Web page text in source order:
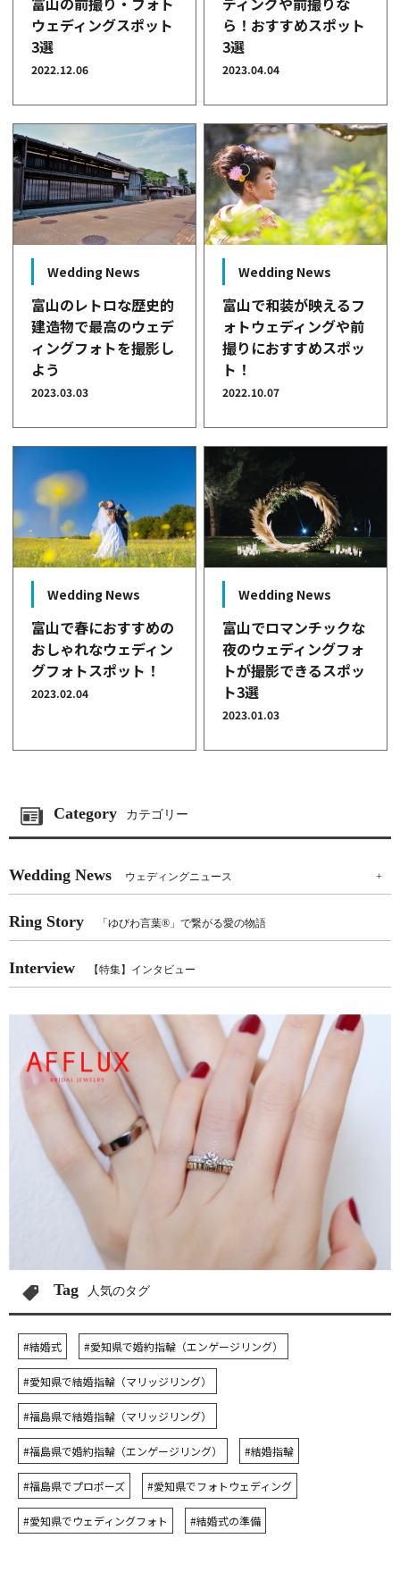
ウェディングスポット
3選
2022.12.06
ら！おすすめスポット
3選
2023.04.04
Wedding News
富山のレトロな歴史的
建造物で最高のウェデ
ィングフォトを撮影し
よう
2023.03.03
Wedding News
富山で和装が映えるフ
ォトウェディングや前
撮りにおすすめスポッ
ト！
2022.10.07
Wedding News
富山で春におすすめの
おしゃれなウェディン
グフォトスポット！
2023.02.04
Wedding News
富山でロマンチックな
夜のウェディングフォ
トが撮影できるスポッ
ト3選
2023.01.03
Category カテゴリー
Wedding News ウェディングニュース +
Ring Story 「ゆびわ言葉®」で繋がる愛の物語
Interview 【特集】インタビュー
Tag 人気のタグ
#結婚式 #愛知県で婚約指輪（エンゲージリング）
#愛知県で結婚指輪（マリッジリング）
#福島県で結婚指輪（マリッジリング）
#福島県で婚約指輪（エンゲージリング） #結婚指輪
#福島県でプロポーズ #愛知県でフォトウェディング
#愛知県でウェディングフォト #結婚式の準備